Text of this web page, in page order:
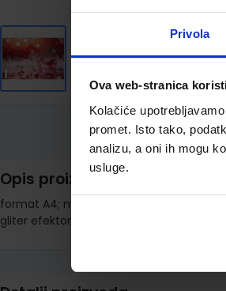
Privola
Ova web-stranica
Kolačiće
promet. Isto tako,
analizu, a oni ih mogu
usluge.
gallery
Opis proizvoda
format A4; meki uvez; 54 listova; papir
gliter efektom; sort 6 motiva, odabir po